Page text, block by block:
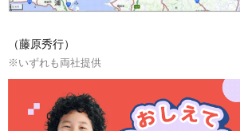
（藤原秀行）
※いずれも両社提供